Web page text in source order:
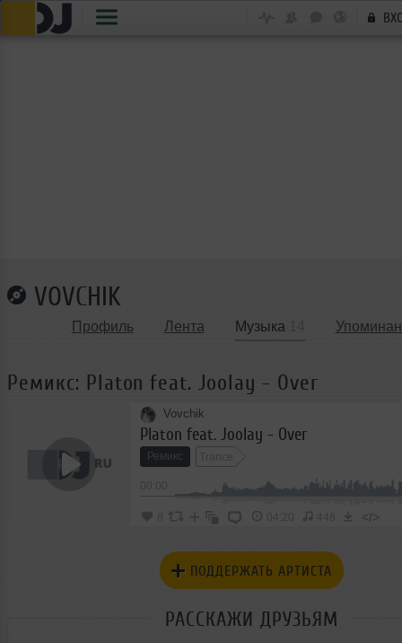
VOVCHIK
Профиль Лента Музыка
Ремикс: Platon feat. Joolay - Over
Vovchik
Platon feat. Joolay - Over
Ремикс Trance
04:20 </>
ПОДДЕРЖАТЬ АРТИСТА
РАССКАЖИ ДРУЗЬЯМ